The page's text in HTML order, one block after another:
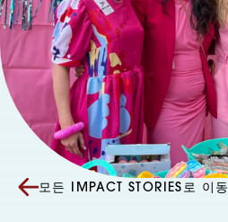
모든 IMPACT STORIES로 이동